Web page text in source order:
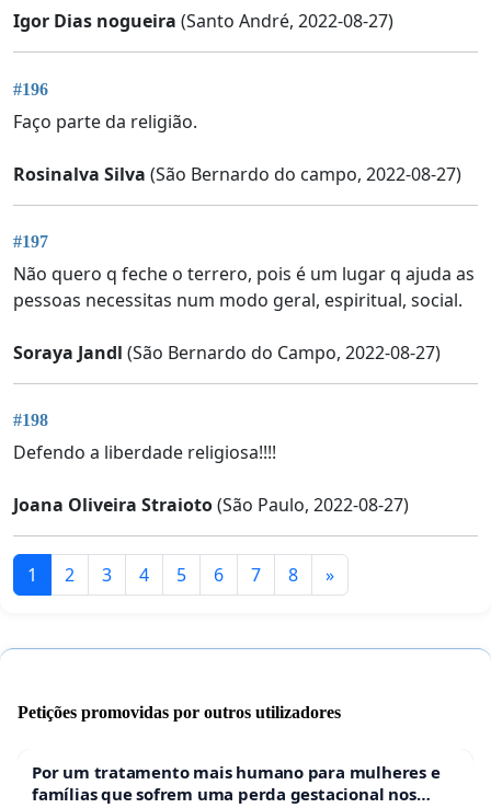
Igor Dias nogueira (Santo André, 2022-08-27)
#196
Faço parte da religião.
Rosinalva Silva (São Bernardo do campo, 2022-08-27)
#197
Não quero q feche o terrero, pois é um lugar q ajuda as
pessoas necessitas num modo geral, espiritual, social.
Soraya Jandl (São Bernardo do Campo, 2022-08-27)
#198
Defendo a liberdade religiosa!!!!
Joana Oliveira Straioto(São Paulo, 2022-08-27)
1 2 3 4 5 6 7 8 »
Petições promovidas por outros utilizadores
Por um tratamento mais humano para mulheres e
famílias que sofrem uma perda gestacional nos